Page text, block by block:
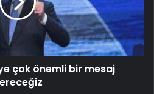
çok önemli bir mesaj